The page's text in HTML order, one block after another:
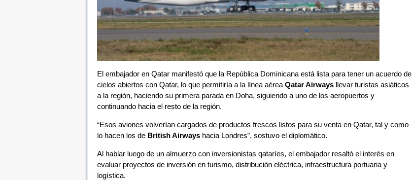
El embajador en Qatar manifestó que la República Dominicana está lista para tener un acuerdo de
cielos abiertos con Qatar, lo que permitiría a la línea aérea Qatar Airwaysllevar turistas asiáticos
a la región, haciendo su primera parada en Doha, siguiendo a uno de los aeropuertos y
continuando hacia el resto de la región.
“Esos aviones volverían cargados de productos frescos listos para su venta en Qatar, tal y como
lo hacen los de British Airwayshacia Londres”, sostuvo el diplomático.
Al hablar luego de un almuerzo con inversionistas qataríes, el embajador resaltó el interés en
evaluar proyectos de inversión en turismo, distribución eléctrica, infraestructura portuaria y
logística.